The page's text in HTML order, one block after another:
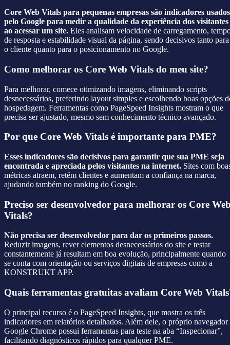
Core Web Vitals para pequenas empresas são indicadores usados
pelo Google para medir a qualidade da experiência dos visitantes
ao acessar um site. Eles analisam velocidade de carregamento,
de resposta e estabilidade visual da página, sendo decisivos tanto para
o cliente quanto para o posicionamento no Google.
Como melhorar os Core Web Vitals do meu site?
Para melhorar, comece otimizando imagens, eliminando scripts
desnecessários, preferindo layout simples e escolhendo boas opções
hospedagem. Ferramentas como PageSpeed Insights mostram o que
precisa ser ajustado, mesmo sem conhecimento técnico avançado.
Por que Core Web Vitals é importante para PME?
Esses indicadores são decisivos para garantir que sua PME seja
encontrada e apreciada pelos visitantes na internet. Sites com
métricas atraem, retêm clientes e aumentam a confiança na marca,
ajudando também no ranking do Google.
Preciso ser desenvolvedor para melhorar os Core
Vitals?
Não precisa ser desenvolvedor para dar os primeiros passos.
Reduzir imagens, rever elementos desnecessários do site e testar
constantemente já resultam em boa evolução, principalmente quando
se conta com orientação ou serviços digitais de empresas como a
KONSTRUKT APP.
Quais ferramentas gratuitas avaliam Core Web
O principal recurso é o PageSpeed Insights, que mostra os três
indicadores em relatórios detalhados. Além dele, o próprio navegador
Google Chrome possui ferramentas para teste na aba “Inspecionar”,
facilitando diagnósticos rápidos para qualquer PME.